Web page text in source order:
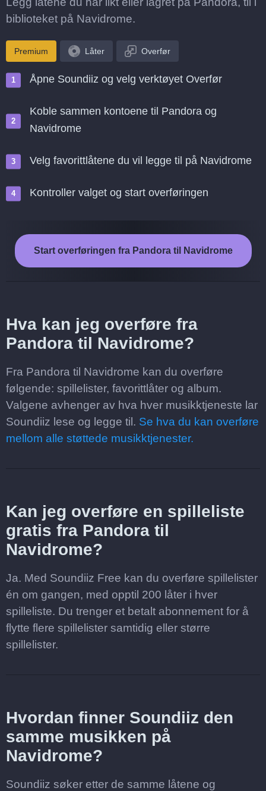
biblioteket på Navidrome.
Premium Låter Overfør
Åpne Soundiiz og velg verktøyet Overfør
Koble sammen kontoene til Pandora og
Navidrome
Velg favorittlåtene du vil legge til på Navidrome
Kontroller valget og start overføringen
Start overføringen fra Pandora til Navidrome
Hva kan jeg overføre fra
Pandora til Navidrome?
Fra Pandora til Navidrome kan du overføre
følgende: spillelister, favorittlåter og album.
Valgene avhenger av hva hver musikktjeneste lar
Soundiiz lese og legge til. Se hva du kan overføre
mellom alle støttede musikktjenester.
Kan jeg overføre en spilleliste
gratis fra Pandora til
Navidrome?
Ja. Med Soundiiz Free kan du overføre spillelister
én om gangen, med opptil 200 låter i hver
spilleliste. Du trenger et betalt abonnement for å
flytte flere spillelister samtidig eller større
spillelister.
Hvordan finner Soundiiz den
samme musikken på
Navidrome?
Soundiiz søker etter de samme låtene og